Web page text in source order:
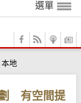
選單
本地
有空間提